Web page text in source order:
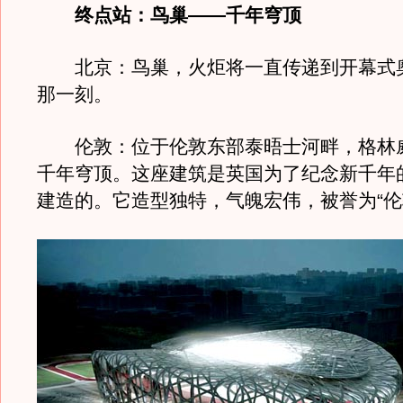
终点站：鸟巢――千年穹顶
北京：鸟巢，火炬将一直传递到开幕式
那一刻。
伦敦：位于伦敦东部泰晤士河畔，格林
千年穹顶。这座建筑是英国为了纪念新千年
建造的。它造型独特，气魄宏伟，被誉为“